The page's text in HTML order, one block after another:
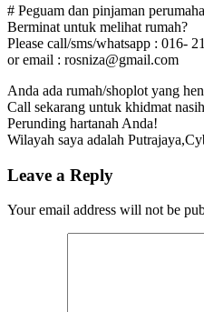
# Peguam dan pinjaman
Berminat untuk melihat rumah?
Please call/sms/whatsapp : 016-
or email : rosniza@gmail.com
Anda ada rumah/shoplot yang
Call sekarang untuk khidmat
Perunding hartanah Anda!
Wilayah saya adalah
Leave a Reply
Your email address will not be